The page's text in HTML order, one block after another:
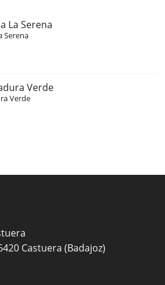
La Serena
Serena
Verde
Verde
Castuera (Badajoz)